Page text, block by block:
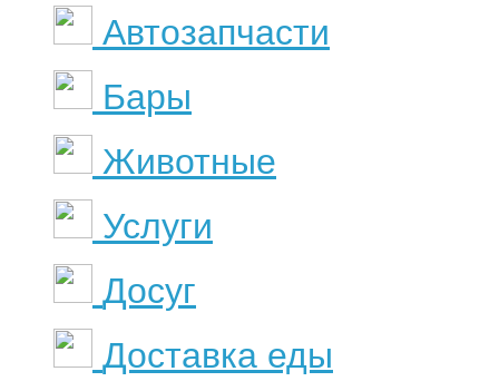
Автозапчасти
Бары
Животные
Услуги
Досуг
Доставка еды